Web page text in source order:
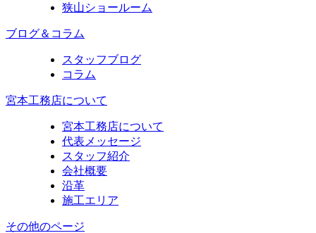
狭山ショールーム
ブログ＆コラム
スタッフブログ
コラム
宮本工務店について
宮本工務店について
代表メッセージ
スタッフ紹介
会社概要
沿革
施工エリア
その他のページ